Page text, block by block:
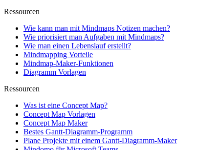
Ressourcen
Wie kann man mit Mindmaps Notizen machen?
Wie priorisiert man Aufgaben mit Mindmaps?
Wie man einen Lebenslauf erstellt?
Mindmapping Vorteile
Mindmap-Maker-Funktionen
Diagramm Vorlagen
Ressourcen
Was ist eine Concept Map?
Concept Map Vorlagen
Concept Map Maker
Bestes Gantt-Diagramm-Programm
Plane Projekte mit einem Gantt-Diagramm-Maker